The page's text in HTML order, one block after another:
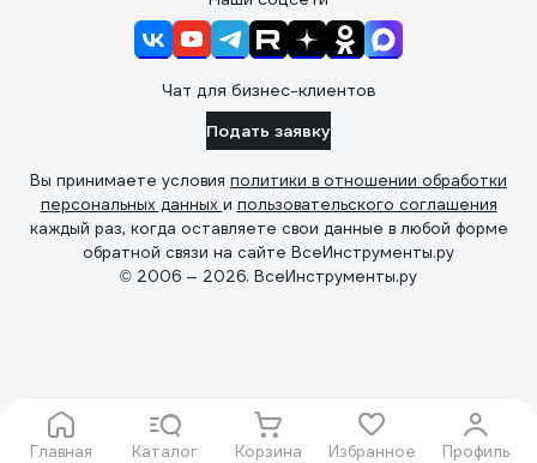
Главная Каталог Корзина Избранное Профиль
Чат для бизнес-клиентов
Подать заявку
Вы принимаете условия политики в отношении обработки
персональных данных и пользовательского соглашения
каждый раз, когда оставляете свои данные в любой форме
обратной связи на сайте ВсеИнструменты.ру
© 2006 — 2026. ВсеИнструменты.ру